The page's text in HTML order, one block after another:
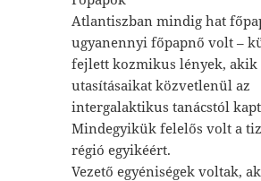
Atlantiszban mindig hat
ugyanennyi főpapnő volt –
fejlett kozmikus lények, akik
utasításaikat közvetlenül az
intergalaktikus tanácstól
Mindegyikük felelős volt a
régió egyikéért.
Vezető egyéniségek voltak,